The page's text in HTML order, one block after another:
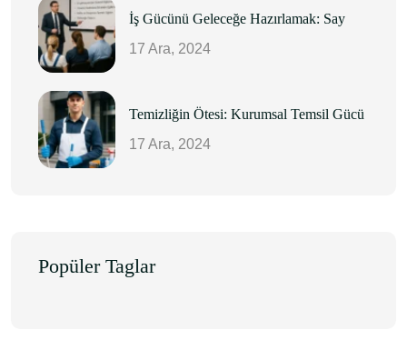
İş Gücünü Geleceğe Hazırlamak: Say
17 Ara, 2024
Temizliğin Ötesi: Kurumsal Temsil Gücü
17 Ara, 2024
Popüler Taglar